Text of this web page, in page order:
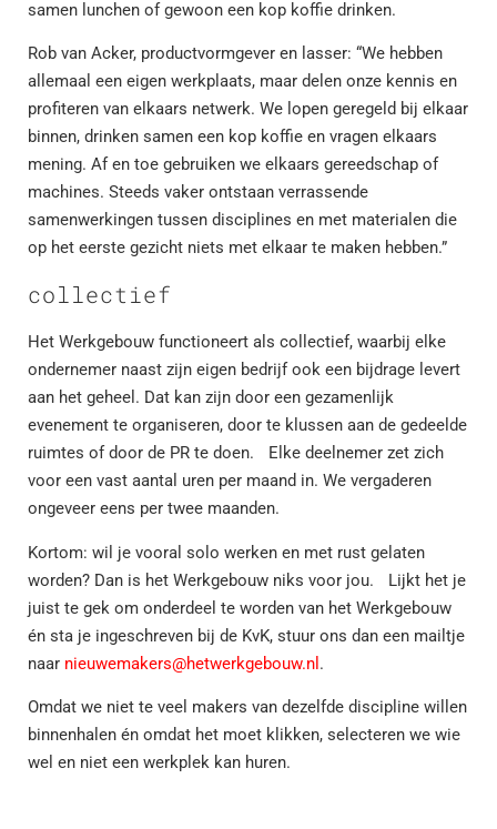
samen lunchen of gewoon een kop koffie drinken.
Rob van Acker, productvormgever en lasser: “We hebben
allemaal een eigen werkplaats, maar delen onze kennis en
profiteren van elkaars netwerk. We lopen geregeld bij elkaar
binnen, drinken samen een kop koffie en vragen elkaars
mening. Af en toe gebruiken we elkaars gereedschap of
machines. Steeds vaker ontstaan verrassende
samenwerkingen tussen disciplines en met materialen die
op het eerste gezicht niets met elkaar te maken hebben.”
collectief
Het Werkgebouw functioneert als collectief, waarbij elke
ondernemer naast zijn eigen bedrijf ook een bijdrage levert
aan het geheel. Dat kan zijn door een gezamenlijk
evenement te organiseren, door te klussen aan de gedeelde
ruimtes of door de PR te doen. Elke deelnemer zet zich
voor een vast aantal uren per maand in. We vergaderen
ongeveer eens per twee maanden.
Kortom: wil je vooral solo werken en met rust gelaten
worden? Dan is het Werkgebouw niks voor jou. Lijkt het je
juist te gek om onderdeel te worden van het Werkgebouw
én sta je ingeschreven bij de KvK, stuur ons dan een mailtje
naar nieuwemakers@hetwerkgebouw.nl .
Omdat we niet te veel makers van dezelfde discipline willen
binnenhalen én omdat het moet klikken, selecteren we wie
wel en niet een werkplek kan huren.